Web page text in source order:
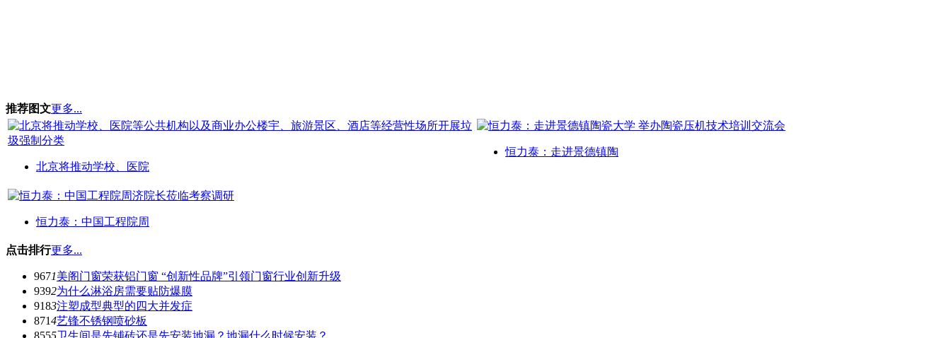
推荐图文更多...
北京将推动学校、医院
恒力泰：走进景德镇陶
恒力泰：中国工程院周
点击排行更多...
9671美阁门窗荣获铝门窗 “创新性品牌”引领门窗行业创新升级
9392为什么淋浴房需要贴防爆膜
9183注塑成型典型的四大并发症
8714艺锋不锈钢喷砂板
8555卫生间是先铺砖还是先安装地漏？地漏什么时候安装？